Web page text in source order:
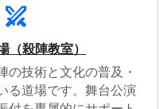
swords
（殺陣教室）
の技術と文化の普及・
る道場です。舞台公演